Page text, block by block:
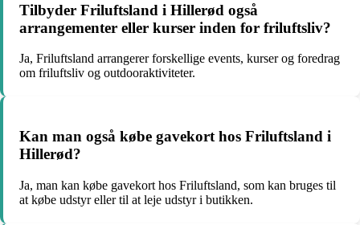
Tilbyder Friluftsland i Hillerød også
arrangementer eller kurser inden for friluftsliv?
Ja, Friluftsland arrangerer forskellige events, kurser og foredrag
om friluftsliv og outdooraktiviteter.
Kan man også købe gavekort hos Friluftsland i
Hillerød?
Ja, man kan købe gavekort hos Friluftsland, som kan bruges til
at købe udstyr eller til at leje udstyr i butikken.